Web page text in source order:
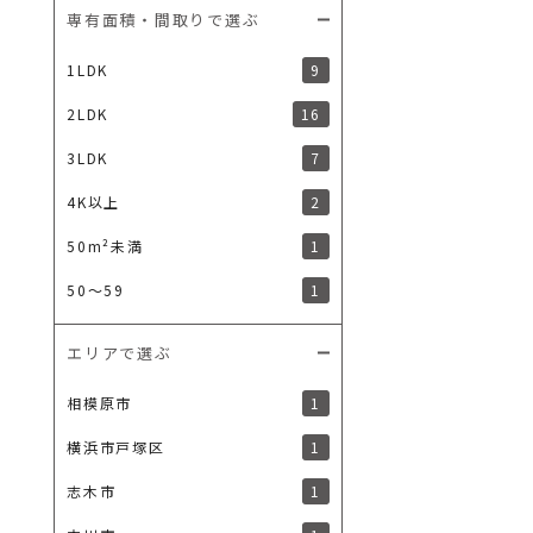
専有面積・間取りで選ぶ
1LDK 9
2LDK 16
3LDK 7
4K以上 2
50m²未満 1
50〜59 1
エリアで選ぶ
相模原市 1
横浜市戸塚区 1
志木市 1